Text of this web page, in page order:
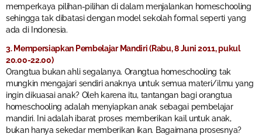
memperkaya pilihan-pilihan di dalam menjalankan homeschooling
sehingga tak dibatasi dengan model sekolah formal seperti yang
ada di Indonesia.
3. Mempersiapkan Pembelajar Mandiri (Rabu, 8 Juni 2011, pukul
20.00-22.00)
Orangtua bukan ahli segalanya. Orangtua homeschooling tak
mungkin mengajari sendiri anaknya untuk semua materi/ilmu yang
ingin dikuasai anak? Oleh karena itu, tantangan bagi orangtua
homeschooling adalah menyiapkan anak sebagai pembelajar
mandiri. Ini adalah ibarat proses memberikan kail untuk anak,
bukan hanya sekedar memberikan ikan. Bagaimana prosesnya?